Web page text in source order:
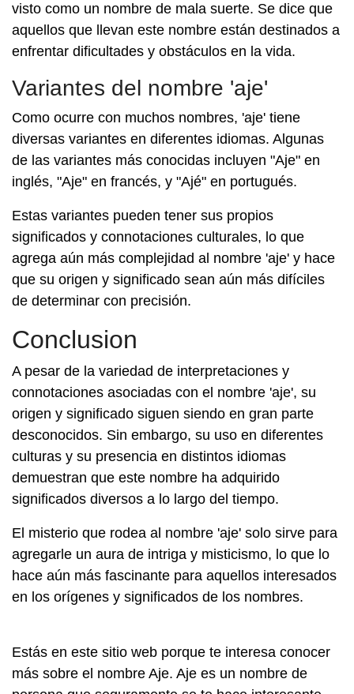
visto como un nombre de mala suerte. Se dice que
aquellos que llevan este nombre están destinados a
enfrentar dificultades y obstáculos en la vida.
Variantes del nombre 'aje'
Como ocurre con muchos nombres, 'aje' tiene
diversas variantes en diferentes idiomas. Algunas
de las variantes más conocidas incluyen "Aje" en
inglés, "Aje" en francés, y "Ajé" en portugués.
Estas variantes pueden tener sus propios
significados y connotaciones culturales, lo que
agrega aún más complejidad al nombre 'aje' y hace
que su origen y significado sean aún más difíciles
de determinar con precisión.
Conclusion
A pesar de la variedad de interpretaciones y
connotaciones asociadas con el nombre 'aje', su
origen y significado siguen siendo en gran parte
desconocidos. Sin embargo, su uso en diferentes
culturas y su presencia en distintos idiomas
demuestran que este nombre ha adquirido
significados diversos a lo largo del tiempo.
El misterio que rodea al nombre 'aje' solo sirve para
agregarle un aura de intriga y misticismo, lo que lo
hace aún más fascinante para aquellos interesados
en los orígenes y significados de los nombres.
Estás en este sitio web porque te interesa conocer
más sobre el nombre Aje. Aje es un nombre de